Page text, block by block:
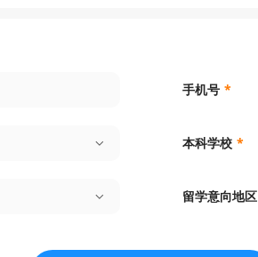
手机号 *
本科学校 *
留学意向地区